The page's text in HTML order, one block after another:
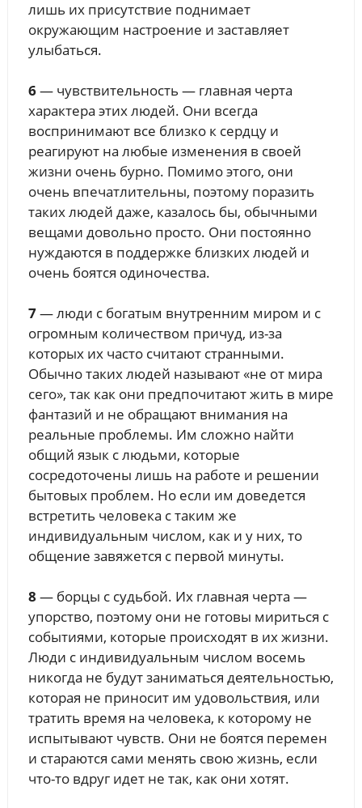
лишь их присутствие поднимает
окружающим настроение и заставляет
улыбаться.
6— чувствительность — главная черта
характера этих людей. Они всегда
воспринимают все близко к сердцу и
реагируют на любые изменения в своей
жизни очень бурно. Помимо этого, они
очень впечатлительны, поэтому поразить
таких людей даже, казалось бы, обычными
вещами довольно просто. Они постоянно
нуждаются в поддержке близких людей и
очень боятся одиночества.
7— люди с богатым внутренним миром и с
огромным количеством причуд, из-за
которых их часто считают странными.
Обычно таких людей называют «не от мира
сего», так как они предпочитают жить в мире
фантазий и не обращают внимания на
реальные проблемы. Им сложно найти
общий язык с людьми, которые
сосредоточены лишь на работе и решении
бытовых проблем. Но если им доведется
встретить человека с таким же
индивидуальным числом, как и у них, то
общение завяжется с первой минуты.
8 — борцы с судьбой. Их главная черта —
упорство, поэтому они не готовы мириться с
событиями, которые происходят в их жизни.
Люди с индивидуальным числом восемь
никогда не будут заниматься деятельностью,
которая не приносит им удовольствия, или
тратить время на человека, к которому не
испытывают чувств. Они не боятся перемен
и стараются сами менять свою жизнь, если
что-то вдруг идет не так, как они хотят.